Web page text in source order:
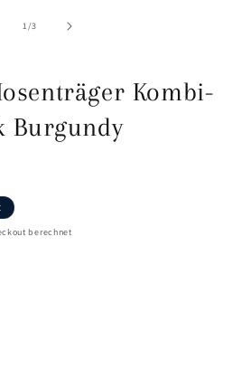
1/von
3
Kombi-
Burgundy
berechnet